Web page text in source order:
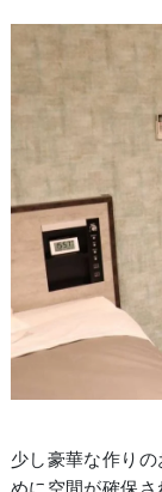
少し豪華な作り